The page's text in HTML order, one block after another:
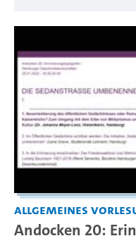
Allgemeines
Andocken 20: